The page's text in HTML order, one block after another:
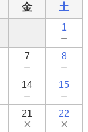
金 土
1
－
7
－
8
－
14
－
15
－
21
×
22
×